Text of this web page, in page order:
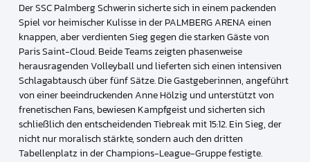
Der SSC Palmberg Schwerin sicherte sich in einem packenden
Spiel vor heimischer Kulisse in der PALMBERG ARENA einen
knappen, aber verdienten Sieg gegen die starken Gäste von
Paris Saint-Cloud. Beide Teams zeigten phasenweise
herausragenden Volleyball und lieferten sich einen intensiven
Schlagabtausch über fünf Sätze. Die Gastgeberinnen, angeführt
von einer beeindruckenden Anne Hölzig und unterstützt von
frenetischen Fans, bewiesen Kampfgeist und sicherten sich
schließlich den entscheidenden Tiebreak mit 15:12. Ein Sieg, der
nicht nur moralisch stärkte, sondern auch den dritten
Tabellenplatz in der Champions-League-Gruppe festigte.